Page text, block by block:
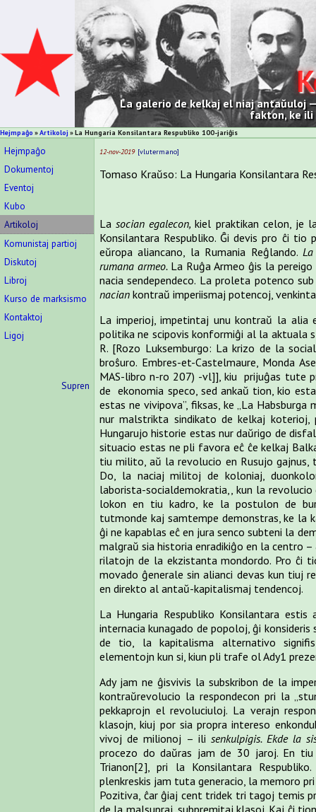
La galerio de kelkaj el niaj antaŭuloj
fakton, ke
Hejmpaĝo Artikoloj La Hungaria Konsilantara Respubliko 100-jariĝis
Hejmpaĝo
Dokumentoj
Eventoj
Kubo
Artikoloj
Komunistaj partioj
Diskutoj
Libroj
Kurso de marksismo
Kontaktoj
Ligoj
Supren
12-nov-2019 vlutermano
Tomaso Kraŭso: La Hungaria Konsilantara
Lasocian egalecon,kiel praktikan celon, je
Konsilantara Respubliko. Ĝi devis pro ĉi
eŭropa aliancano, la Rumania Reĝlando.
rumana armeo. La Ruĝa Armeo ĝis la
nacia sendependeco. La proleta potenco
nacian kontraŭ imperiismaj potencoj,
La imperioj, impetintaj unu kontraŭ la
politika ne scipovis konformiĝi al la aktuala
R. [Rozo Luksemburgo: La krizo de la
broŝuro. Embres-et-Castelmaure, Monda
MAS-libro n-ro 207) -vl]], kiu prijuĝas tute
de ekonomia speco, sed ankaŭ tion, kio
estas ne vivipova”, fiksas, ke „La
nur malstrikta sindikato de kelkaj
Hungarujo historie estas nur daŭrigo de
situacio estas ne pli favora eĉ ĉe kelkaj
tiu milito, aŭ la revolucio en Rusujo
Do, la naciaj militoj de koloniaj,
laborista-socialdemokratia,, kun la
lokon en tiu kadro, ke la postulon de
tutmonde kaj samtempe demonstras, ke la
ĝi ne kapablas eĉ en jura senco subteni la
malgraŭ sia historia enradikiĝo en la centro –
rilatojn de la ekzistanta mondordo. Pro ĉi
movado ĝenerale sin alianci devas kun tiuj
en direkto al antaŭ-kapitalismaj tendencoj.
La Hungaria Respubliko Konsilantara
internacia kunagado de popoloj, ĝi
de tio, la kapitalisma alternativo signifis
elementojn kun si, kiun pli trafe ol Ady1
Ady jam ne ĝisvivis la subskribon de la
kontraŭrevolucio la respondecon pri la
pekkaprojn el revoluciuloj. La verajn
klasojn, kiuj por sia propra intereso
vivoj de milionoj – ili senkulpigis. Ekde la
procezo do daŭras jam de 30 jaroj. En
Trianon[2], pri la Konsilantara
plenkreskis jam tuta generacio, la memoro
Pozitiva, ĉar ĝiaj cent tridek tri tagoj temis
de la malsupraj, subpremitaj klasoj. Kaj ĉi